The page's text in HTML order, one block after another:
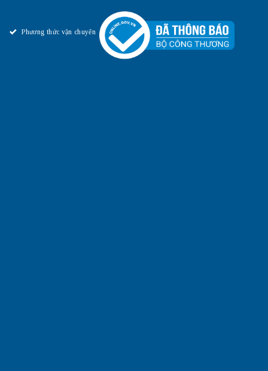
Phương thức vận chuyển